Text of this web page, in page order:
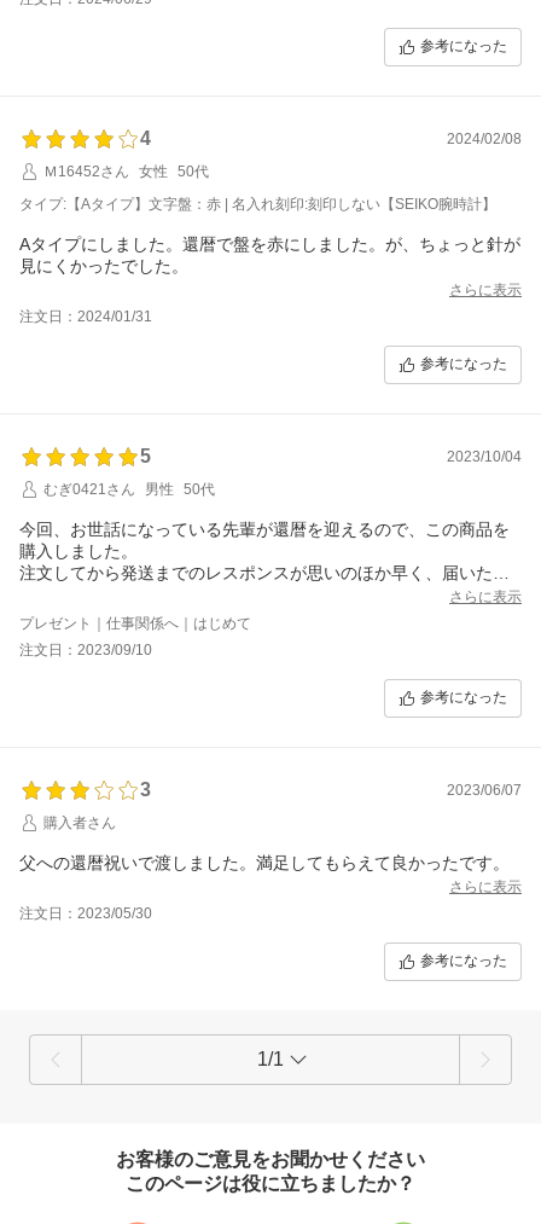
参考になった
4
2024/02/08
Ｍ16452さん
女性
50代
タイプ:【Aタイプ】文字盤：赤 | 名入れ刻印:刻印しない【SEIKO腕時計】
Aタイプにしました。還暦で盤を赤にしました。が、ちょっと針が
見にくかったでした。
さらに表示
注文日：2024/01/31
参考になった
5
2023/10/04
むぎ0421さん
男性 50代
今回、お世話になっている先輩が還暦を迎えるので、この商品を
購入しました。
注文してから発送までのレスポンスが思いのほか早く、届いた商
また、先輩にお祝いを渡したら、大変喜んで貰えたので、良い買
い物ができました。
さらに表示
プレゼント｜仕事関係へ｜はじめて
注文日：2023/09/10
参考になった
3
2023/06/07
購入者さん
父への還暦祝いで渡しました。満足してもらえて良かったです。
さらに表示
注文日：2023/05/30
参考になった
1/1
お客様のご意見をお聞かせください
このページは役に立ちましたか？